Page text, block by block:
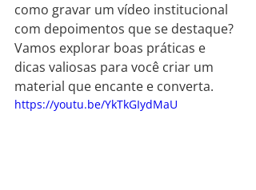
como gravar um vídeo institucional
com depoimentos que se destaque?
Vamos explorar boas práticas e
dicas valiosas para você criar um
material que encante e converta.
https://youtu.be/YkTkGIydMaU